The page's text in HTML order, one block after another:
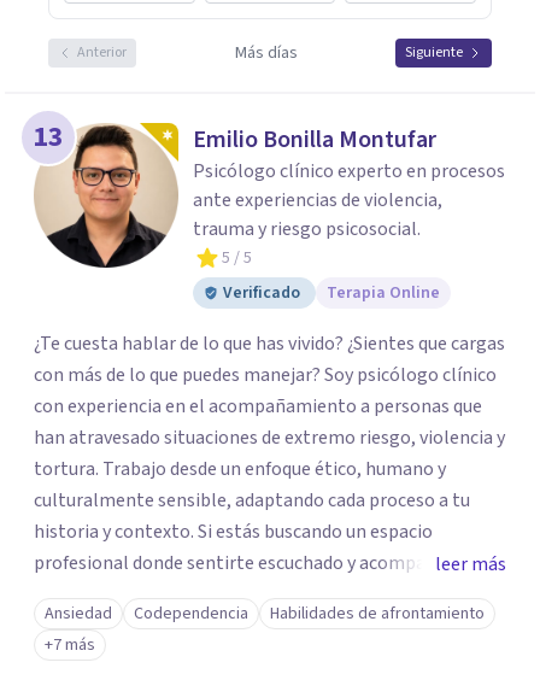
Anterior Más días Siguiente
13 Emilio Bonilla Montufar
Psicólogo clínico experto en procesos
ante experiencias de violencia,
trauma y riesgo psicosocial.
5 / 5
Verificado
Terapia Online
¿Te cuesta hablar de lo que has vivido? ¿Sientes que cargas
con más de lo que puedes manejar? Soy psicólogo clínico
con experiencia en el acompañamiento a personas que
han atravesado situaciones de extremo riesgo, violencia y
tortura. Trabajo desde un enfoque ético, humano y
culturalmente sensible, adaptando cada proceso a tu
historia y contexto. Si estás buscando un espacio
profesional donde sentirte escuchado y acompañado con
seriedad, cercanía y libre de estigmas, podemos trabajar
juntos. Lidero un equipo multidisciplinario de salud
mental en psicología clínica, infantojuvenil, familiar y
leer más
Ansiedad Codependencia
Habilidades de afrontamiento
+7 más